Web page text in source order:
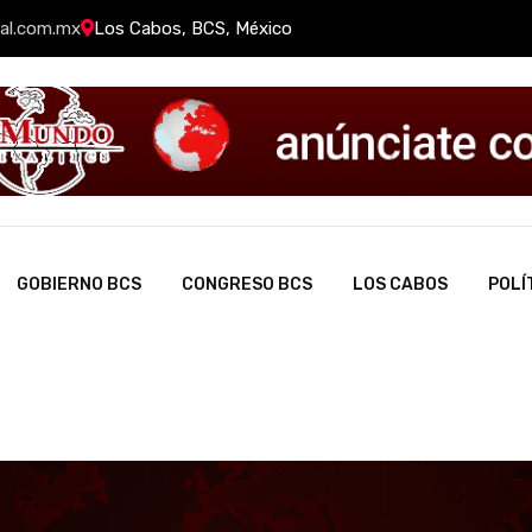
Los Cabos, BCS, México
GOBIERNO BCS CONGRESO BCS LOS CABOS